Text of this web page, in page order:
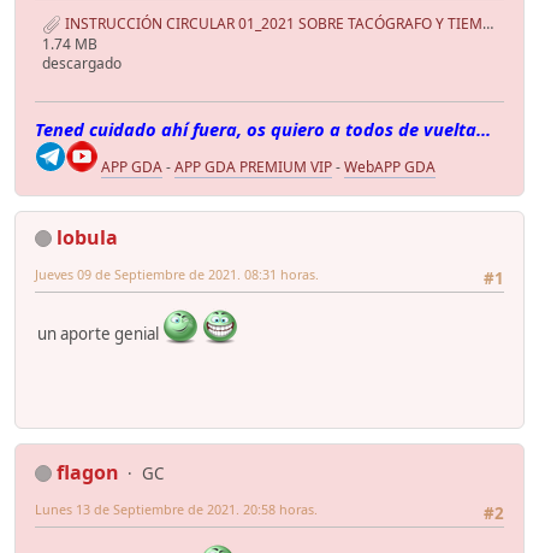
INSTRUCCIÓN CIRCULAR 01_2021 SOBRE TACÓGRAFO Y TIEMPOS DE CONDUCCIÓN Y DESCANSO CCAA.pdf
1.74 MB
descargado
Tened cuidado ahí fuera, os quiero a todos de vuelta...
APP GDA-APP GDA PREMIUM VIP-WebAPP GDA
lobula
#1
Jueves 09 de Septiembre de 2021. 08:31 horas.
un aporte genial
flagon
GC
#2
Lunes 13 de Septiembre de 2021. 20:58 horas.